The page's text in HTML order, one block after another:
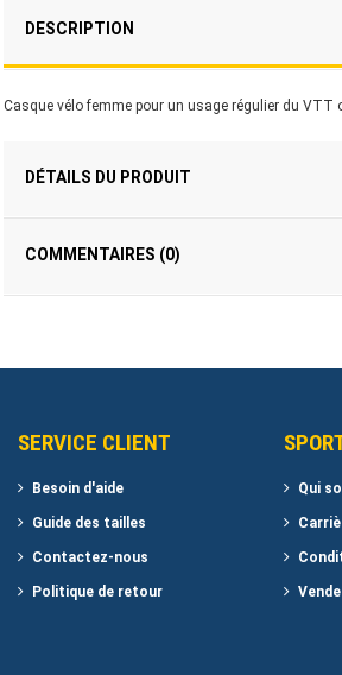
DESCRIPTION
Casque vélo femme pour un usage régulier du VTT
DÉTAILS DU PRODUIT
COMMENTAIRES (0)
SERVICE CLIENT
Besoin d'aide
Guide des tailles
Contactez-nous
Politique de retour
Qui